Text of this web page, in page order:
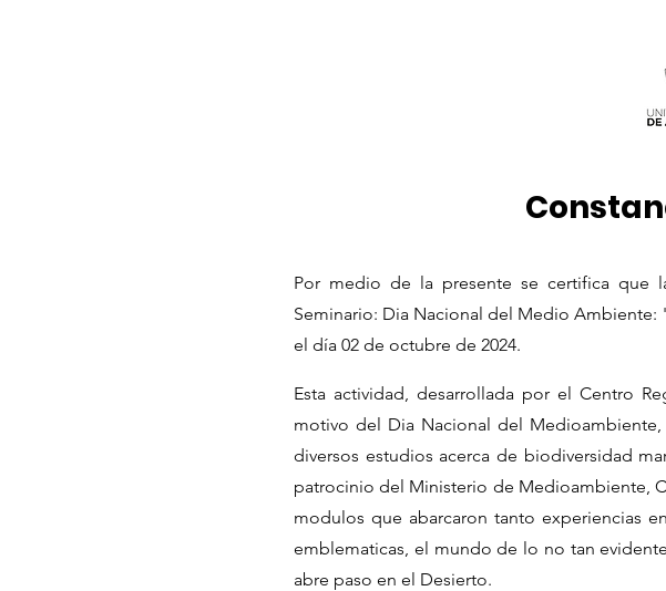
Por medio de la presente se certifica que
Seminario: Dia Nacional del Medio
el día 02 de octubre de 2024.
Esta actividad, desarrollada por el Centro
motivo del Dia Nacional del
diversos estudios acerca de biodiversidad
patrocinio del Ministerio de Medioambiente,
modulos que abarcaron tanto experiencias
emblematicas, el mundo de lo no tan
abre paso en el Desierto.